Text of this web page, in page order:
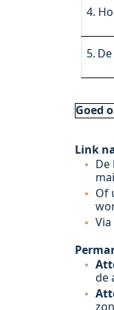
4.
5.
Goed
Link
De
Of
de